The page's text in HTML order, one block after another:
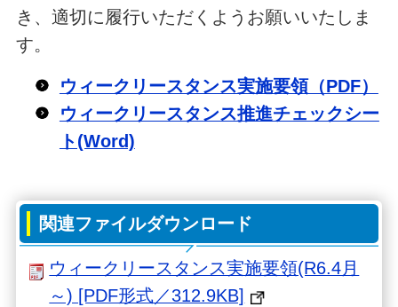
き、適切に履行いただくようお願いいたしま
す。
ウィークリースタンス実施要領（PDF）
ウィークリースタンス推進チェックシー
ト(Word)
関連ファイルダウンロード
ウィークリースタンス実施要領(R6.4月
～) [PDF形式／312.9KB]